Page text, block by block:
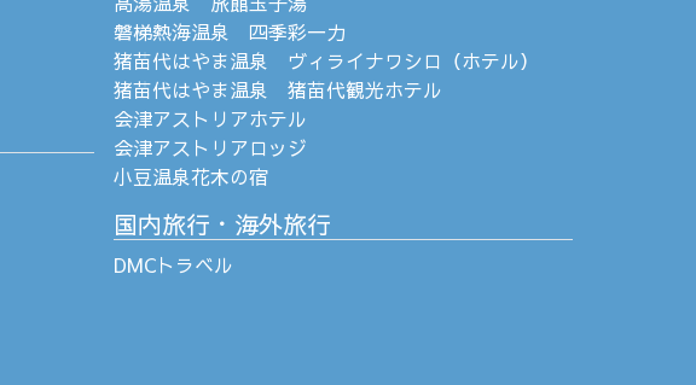
磐梯熱海温泉 四季彩一力
猪苗代はやま温泉 ヴィライナワシロ（ホテル）
猪苗代はやま温泉 猪苗代観光ホテル
会津アストリアホテル
会津アストリアロッジ
小豆温泉花木の宿
国内旅行・海外旅行
DMCトラベル